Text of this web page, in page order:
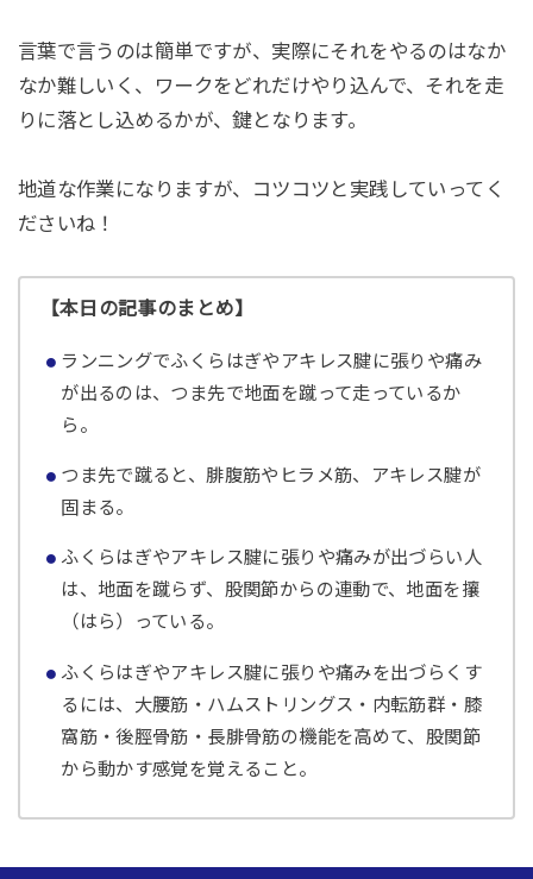
言葉で言うのは簡単ですが、実際にそれをやるのはなか
なか難しいく、ワークをどれだけやり込んで、それを走
りに落とし込めるかが、鍵となります。
地道な作業になりますが、コツコツと実践していってく
ださいね！
【本日の記事のまとめ】
ランニングでふくらはぎやアキレス腱に張りや痛み
が出るのは、つま先で地面を蹴って走っているか
ら。
つま先で蹴ると、腓腹筋やヒラメ筋、アキレス腱が
固まる。
ふくらはぎやアキレス腱に張りや痛みが出づらい人
は、地面を蹴らず、股関節からの連動で、地面を攘
（はら）っている。
ふくらはぎやアキレス腱に張りや痛みを出づらくす
るには、大腰筋・ハムストリングス・内転筋群・膝
窩筋・後脛骨筋・長腓骨筋の機能を高めて、股関節
から動かす感覚を覚えること。